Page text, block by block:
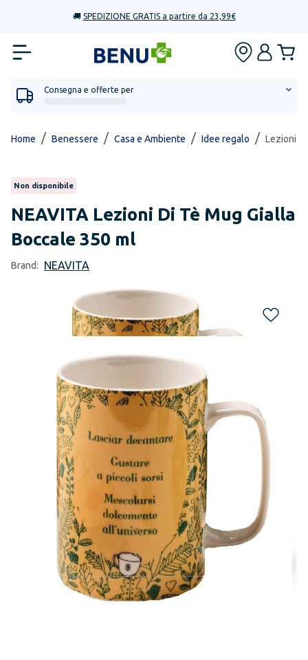
🚚 SPEDIZIONE GRATIS a partire da 23,99€
Consegna e offerte per
Home / Benessere / Casa e Ambiente / Idee regalo / Lezioni
Non disponibile
NEAVITA Lezioni Di Tè Mug Gialla
Boccale 350 ml
Brand: NEAVITA